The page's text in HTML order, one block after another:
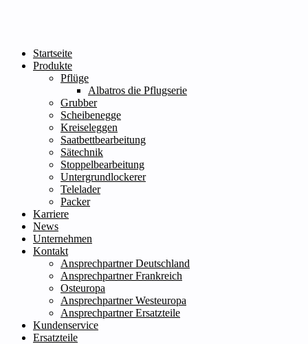
Startseite
Produkte
Pflüge
Albatros die Pflugserie
Grubber
Scheibenegge
Kreiseleggen
Saatbettbearbeitung
Sätechnik
Stoppelbearbeitung
Untergrundlockerer
Telelader
Packer
Karriere
News
Unternehmen
Kontakt
Ansprechpartner Deutschland
Ansprechpartner Frankreich
Osteuropa
Ansprechpartner Westeuropa
Ansprechpartner Ersatzteile
Kundenservice
Ersatzteile